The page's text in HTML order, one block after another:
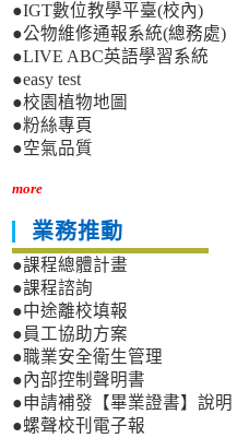
●IGT數位教學平臺(校內)
●公物維修通報系統(總務處)
●LIVE ABC英語學習系統
●easy test
●校園植物地圖
●粉絲專頁
●空氣品質
more
業務推動
●課程總體計畫
●課程諮詢
●中途離校填報
●員工協助方案
●職業安全衛生管理
●內部控制聲明書
●申請補發【畢業證書】說明
●螺聲校刊電子報